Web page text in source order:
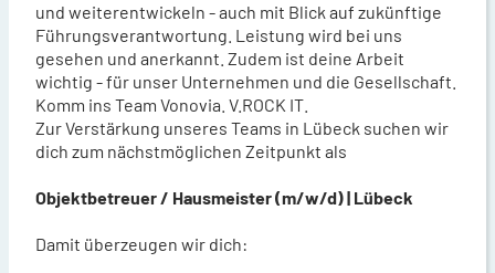
und weiterentwickeln - auch mit Blick auf zukünftige
Führungsverantwortung. Leistung wird bei uns
gesehen und anerkannt. Zudem ist deine Arbeit
wichtig - für unser Unternehmen und die Gesellschaft.
Komm ins Team Vonovia. V.ROCK IT.
Zur Verstärkung unseres Teams in Lübeck suchen wir
dich zum nächstmöglichen Zeitpunkt als
Objektbetreuer / Hausmeister (m/w/d) | Lübeck
Damit überzeugen wir dich: